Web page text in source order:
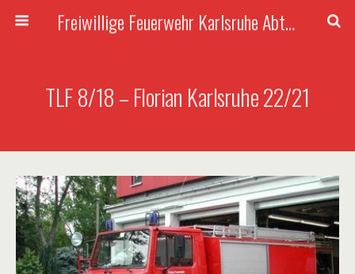
Freiwillige Feuerwehr Karlsruhe Abteilung Rüppurr
TLF 8/18 – Florian Karlsruhe 22/21